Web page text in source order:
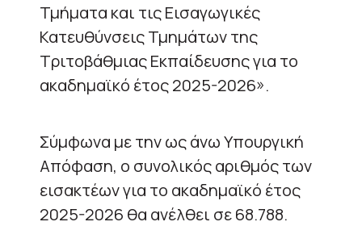
Τμήματα και τις Εισαγωγικές
Κατευθύνσεις Τμημάτων της
Τριτοβάθμιας Εκπαίδευσης για το
ακαδημαϊκό έτος 2025-2026».
Σύμφωνα με την ως άνω Υπουργική
Απόφαση, ο συνολικός αριθμός των
εισακτέων για το ακαδημαϊκό έτος
2025-2026 θα ανέλθει σε 68.788.